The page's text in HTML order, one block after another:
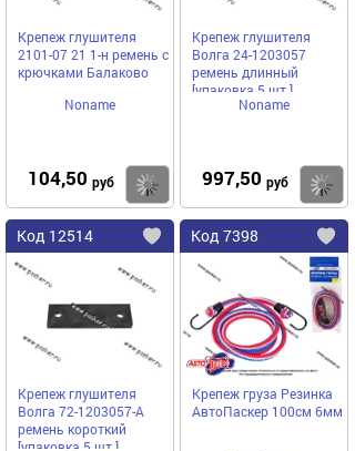
Крепеж глушителя
2101-07 21 1-н ремень с
крючками Балаково
Noname
104,50 руб Купить
Крепеж глушителя
Волга 24-1203057
ремень длинный
[упаковка 5 шт.]
Noname
997,50 руб
Код 12514
Добавить
избранное
Крепеж глушителя
Волга 72-1203057-А
ремень короткий
[упаковка 5 шт.]
Код 7398
в
Крепеж груза Резинка
АвтоПаскер 100см 6мм